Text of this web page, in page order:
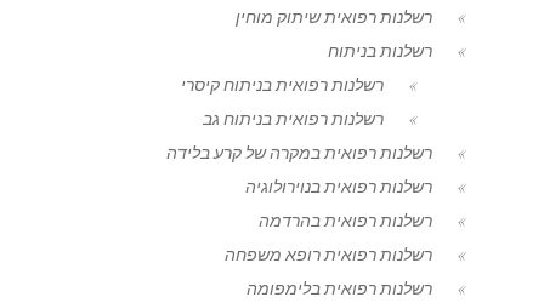
רשלנות רפואית שיתוק מוחין
רשלנות בניתוח
רשלנות רפואית בניתוח קיסרי
רשלנות רפואית בניתוח גב
רשלנות רפואית במקרה של קרע בלידה
רשלנות רפואית בנוירולוגיה
רשלנות רפואית בהרדמה
רשלנות רפואית רופא משפחה
רשלנות רפואית בלימפומה